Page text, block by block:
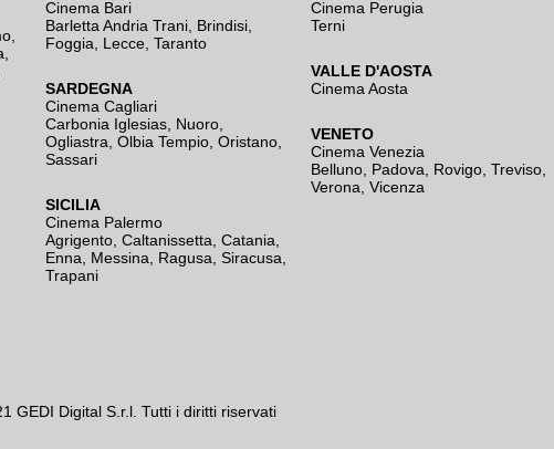
Cinema Bari
Barletta Andria Trani Brindisi
Foggia
Lecce Taranto
SARDEGNA
Cinema Cagliari
Carbonia Iglesias Nuoro
Ogliastra Olbia Tempio Oristano
Sassari
SICILIA
Cinema Palermo
Agrigento Caltanissetta Catania
Enna
Messina Ragusa Siracusa
Trapani
Cinema Perugia
Terni
VALLE D'AOSTA
Cinema Aosta
VENETO
Cinema Venezia
Belluno Padova Rovigo Treviso
Verona Vicenza
GEDI Digital S.r.l. Tutti i diritti riservati